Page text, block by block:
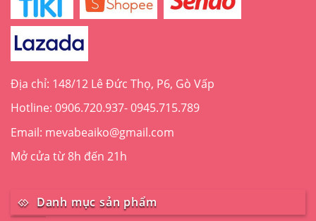
Địa chỉ: 148/12 Lê Đức Thọ, P6, Gò Vấp
Hotline: 0906.720.937- 0945.715.789
Email: mevabeaiko@gmail.com
Mở cửa từ 8h đến 21h
Danh mục sản phẩm